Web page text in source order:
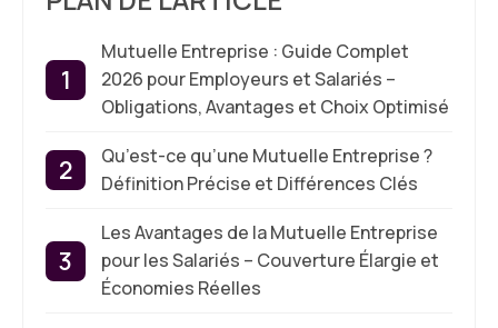
Mutuelle Entreprise : Guide Complet
2026 pour Employeurs et Salariés –
Obligations, Avantages et Choix Optimisé
Qu’est-ce qu’une Mutuelle Entreprise ?
Définition Précise et Différences Clés
Les Avantages de la Mutuelle Entreprise
pour les Salariés – Couverture Élargie et
Économies Réelles